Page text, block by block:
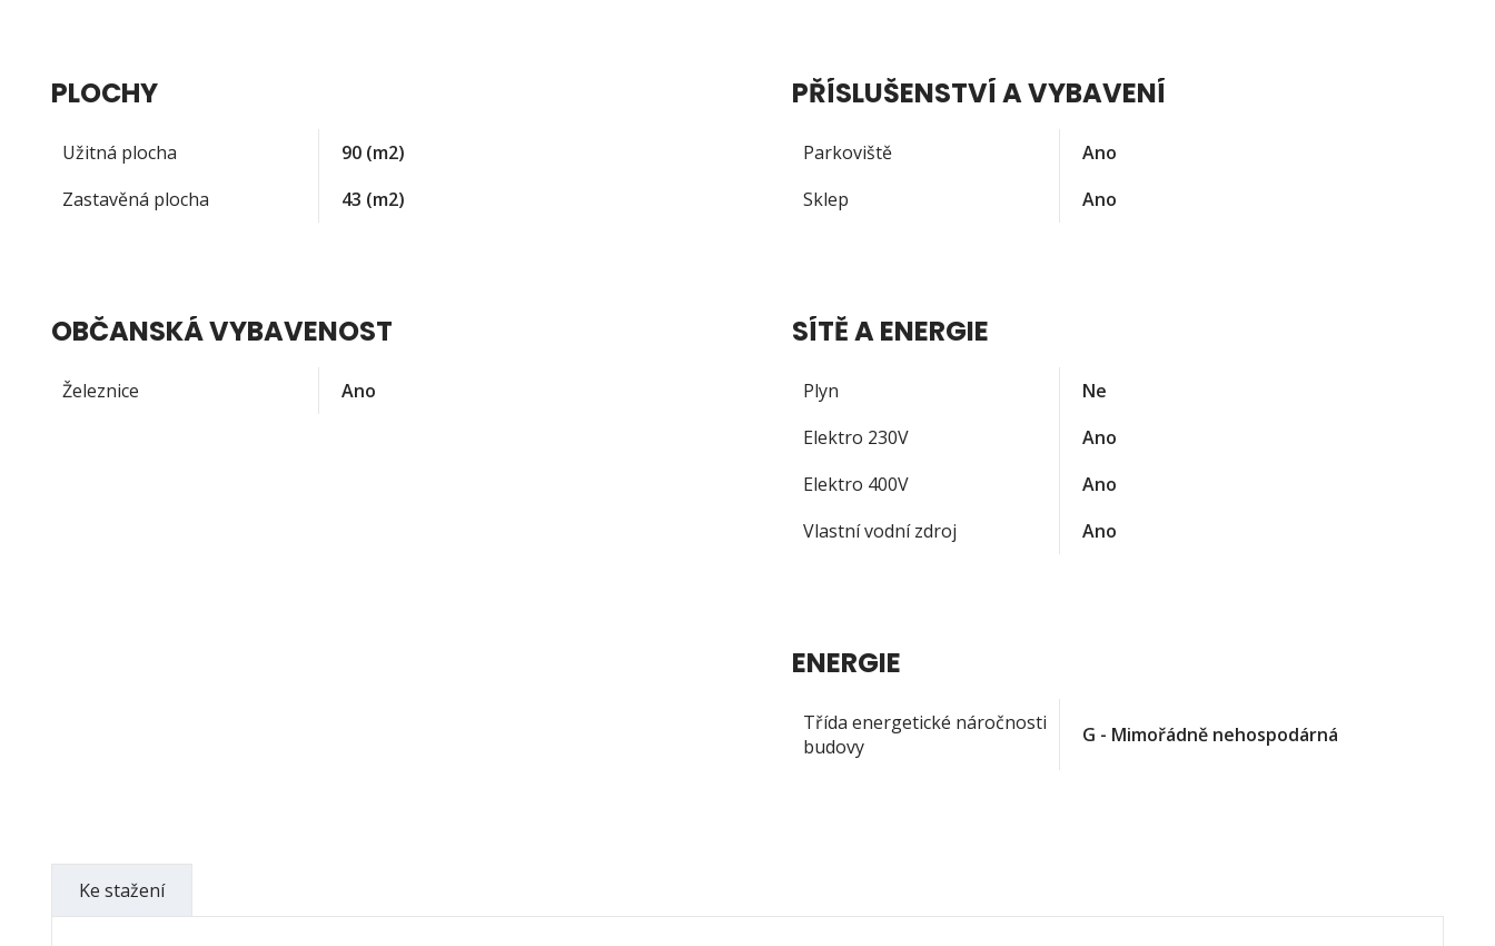
PLOCHY
Užitná plocha 90 (m2)
Zastavěná plocha
43 (m2)
OBČANSKÁ VYBAVENOST
Železnice Ano
PŘÍSLUŠENSTVÍ A VYBAVENÍ
Parkoviště
Ano
Sklep
Ano
SÍTĚ A ENERGIE
Plyn
Ne
Elektro 230V
Ano
Elektro 400V
Ano
Vlastní vodní zdroj
Ano
ENERGIE
Třída energetické náročnosti
budovy
G - Mimořádně nehospodárná
Ke stažení